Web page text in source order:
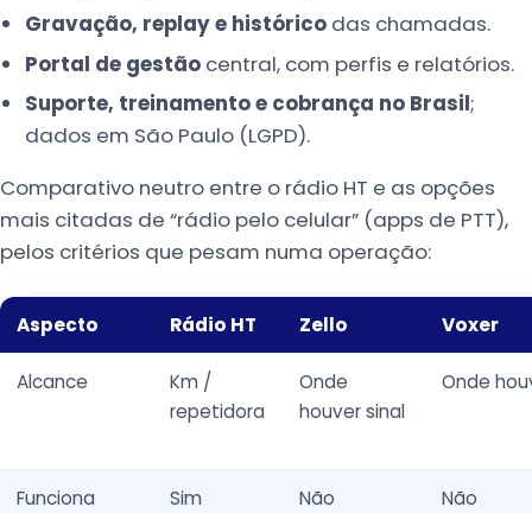
Gravação, replay e históricodas chamadas.
Portal de gestãocentral, com perfis e relatórios.
Suporte, treinamento e cobrança no Brasil;
dados em São Paulo (LGPD).
Comparativo neutro entre o rádio HT e as opções
mais citadas de “rádio pelo celular” (apps de PTT),
pelos critérios que pesam numa operação:
Aspecto Rádio HT Zello Voxer
Alcance
Km /
repetidora
Onde
houver sinal
Onde
Funciona
Sim Não Não